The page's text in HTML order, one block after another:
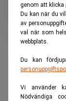
genom att klicka
Du kan när du
av
val när som
webbplats.
Du kan
Vi använder
Nödvändiga